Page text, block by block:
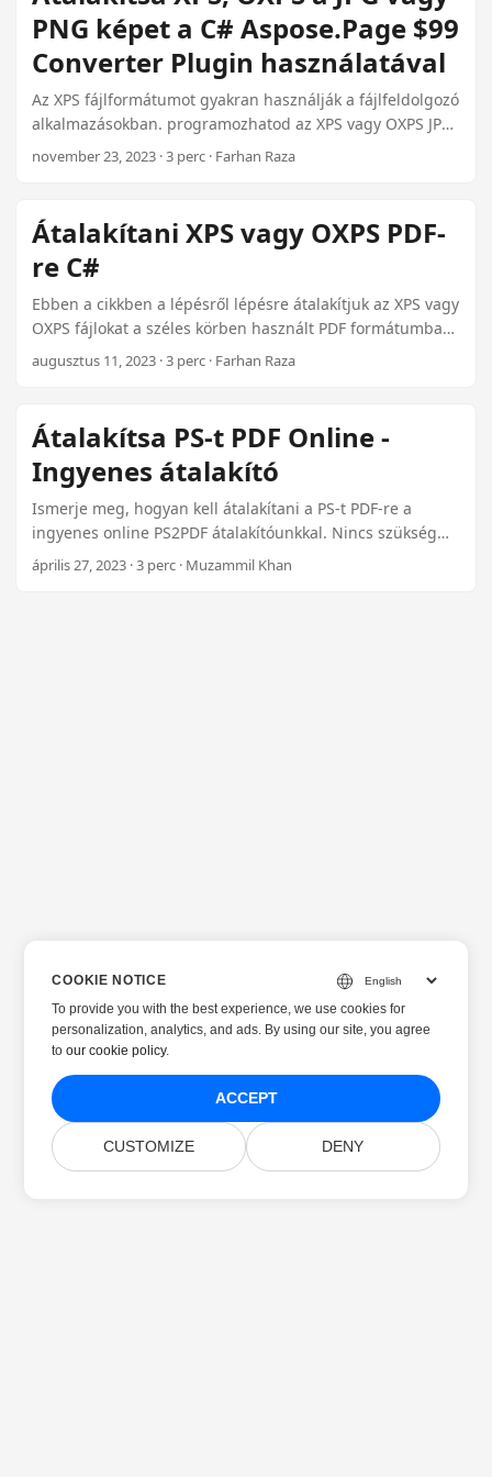
ndollárért érhető el.
PNG képet a C# Aspose.Page $99
Converter Plugin használatával
Az XPS fájlformátumot gyakran használják a fájlfeldolgozó
alkalmazásokban. programozhatod az XPS vagy OXPS JPG
vagy PNG képeket C# vagy a .NET keretalapú
alkalmazásokban a $99 Aspose Plugin használatával. csak
XPS vagy OXPS fájlokat JPG vagy PNG képekké. Az
Aspose.Page for .NET API különböző funkciókat kínál az
XPS, OXPS és számos más támogatott fájlformátumokkal
való munkavégzéshez.
november 23, 2023 · 3 perc · Farhan Raza
Átalakítani XPS vagy OXPS PDF-
re C#
Ebben a cikkben a lépésről lépésre átalakítjuk az XPS vagy
OXPS fájlokat a széles körben használt PDF formátumba
C# használatával.Ez az útmutató a fejlesztők számára
gyakorlati megoldást nyújt a dokumentumkezelési
hatékony .NET Plugin a hatékony
dokumentumkonverzióhoz megfizethető áron $99.
augusztus 11, 2023 · 3 perc · Farhan Raza
Átalakítsa PS-t PDF Online -
Ingyenes átalakító
Ismerje meg, hogyan kell átalakítani a PS-t PDF-re a
ingyenes online PS2PDF átalakítóunkkal. Nincs szükség
letöltésre vagy telepítésre. Ez az erőteljes Postscript to
PDF átalakító biztosítja a magas minőséget és
április 27, 2023 · 3 perc · Muzammil Khan
COOKIE NOTICE
To provide you with the best experience, we use cookies for
personalization, analytics, and ads. By using our site, you agree
toour cookie policy.
ACCEPT
CUSTOMIZE DENY